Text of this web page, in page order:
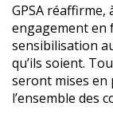
GPSA réaffirme,
engagement en
sensibilisation
qu’ils soient.
seront mises
l’ensemble des